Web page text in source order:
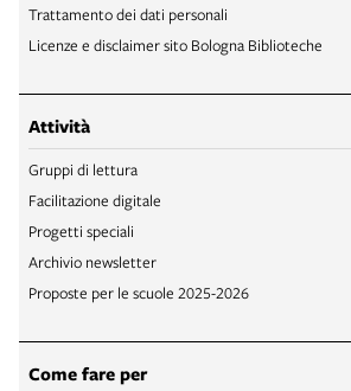
Trattamento dei dati personali
Licenze e disclaimer sito Bologna Biblioteche
Attività
Gruppi di lettura
Facilitazione digitale
Progetti speciali
Archivio newsletter
Proposte per le scuole 2025-2026
Come fare per